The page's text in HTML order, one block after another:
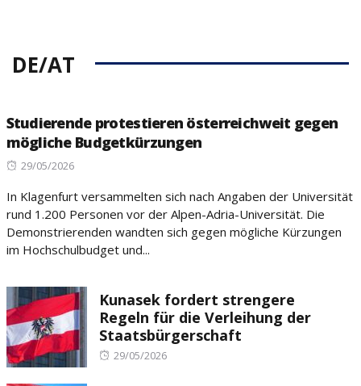
DE/AT
Studierende protestieren österreichweit gegen
mögliche Budgetkürzungen
Posted
29/05/2026
In Klagenfurt versammelten sich nach Angaben der Universität
rund 1.200 Personen vor der Alpen-Adria-Universität. Die
Demonstrierenden wandten sich gegen mögliche Kürzungen
im Hochschulbudget und...
Kunasek fordert strengere
Regeln für die Verleihung der
Staatsbürgerschaft
Posted
29/05/2026